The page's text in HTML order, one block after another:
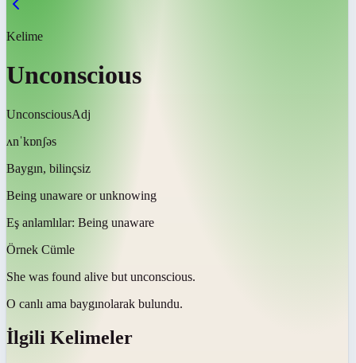
Kelime
Unconscious
UnconsciousAdj
ʌnˈkɒnʃəs
Baygın, bilinçsiz
Being unaware or unknowing
Eş anlamlılar: Being unaware
Örnek Cümle
She was found alive but unconscious.
O canlı ama baygınolarak bulundu.
İlgili Kelimeler